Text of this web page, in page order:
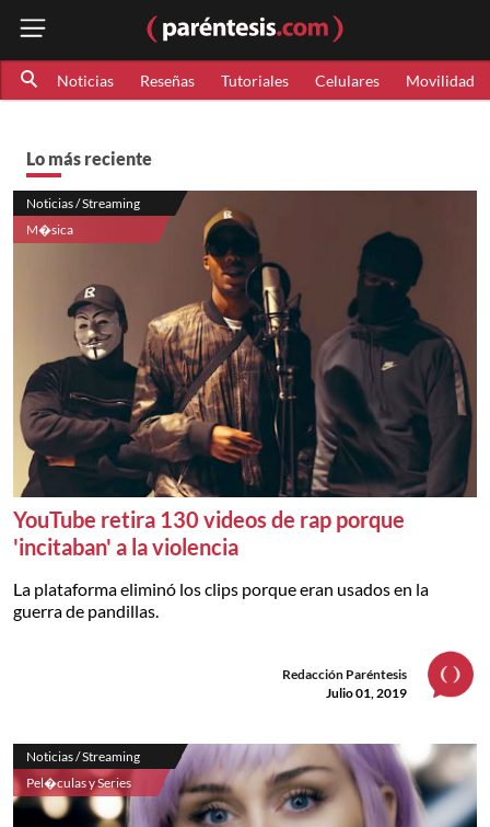
Noticias Reseñas Tutoriales Celulares Movilidad
Lo más reciente
Noticias / Streaming
M�sica
YouTube retira 130 videos de rap porque
'incitaban' a la violencia
La plataforma eliminó los clips porque eran usados en la
guerra de pandillas.
Redacción Paréntesis
Julio 01, 2019
Noticias / Streaming
Pel�culas y Series